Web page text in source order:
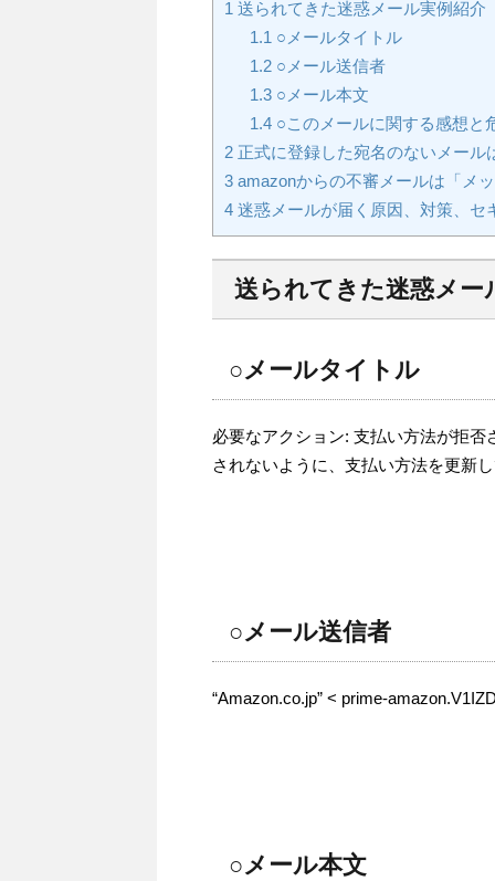
1 送られてきた迷惑メール実例紹介
1.1 ○メールタイトル
1.2○メール送信者
1.3○メール本文
1.4○このメールに関する感想と
2 正式に登録した宛名のないメール
3 amazonからの不審メールは「メ
4 迷惑メールが届く原因、対策、セ
送られてきた迷惑メー
○メールタイトル
必要なアクション: 支払い方法が拒
されないように、支払い方法を更新
○メール送信者
“Amazon.co.jp” < prime-
○メール本文